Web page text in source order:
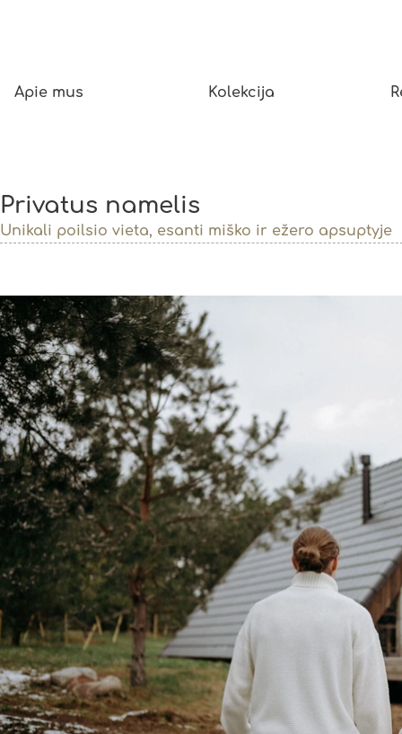
Apie mus Kolekcija
Privatus namelis
Unikali poilsio vieta, esanti miško ir ežero apsuptyje